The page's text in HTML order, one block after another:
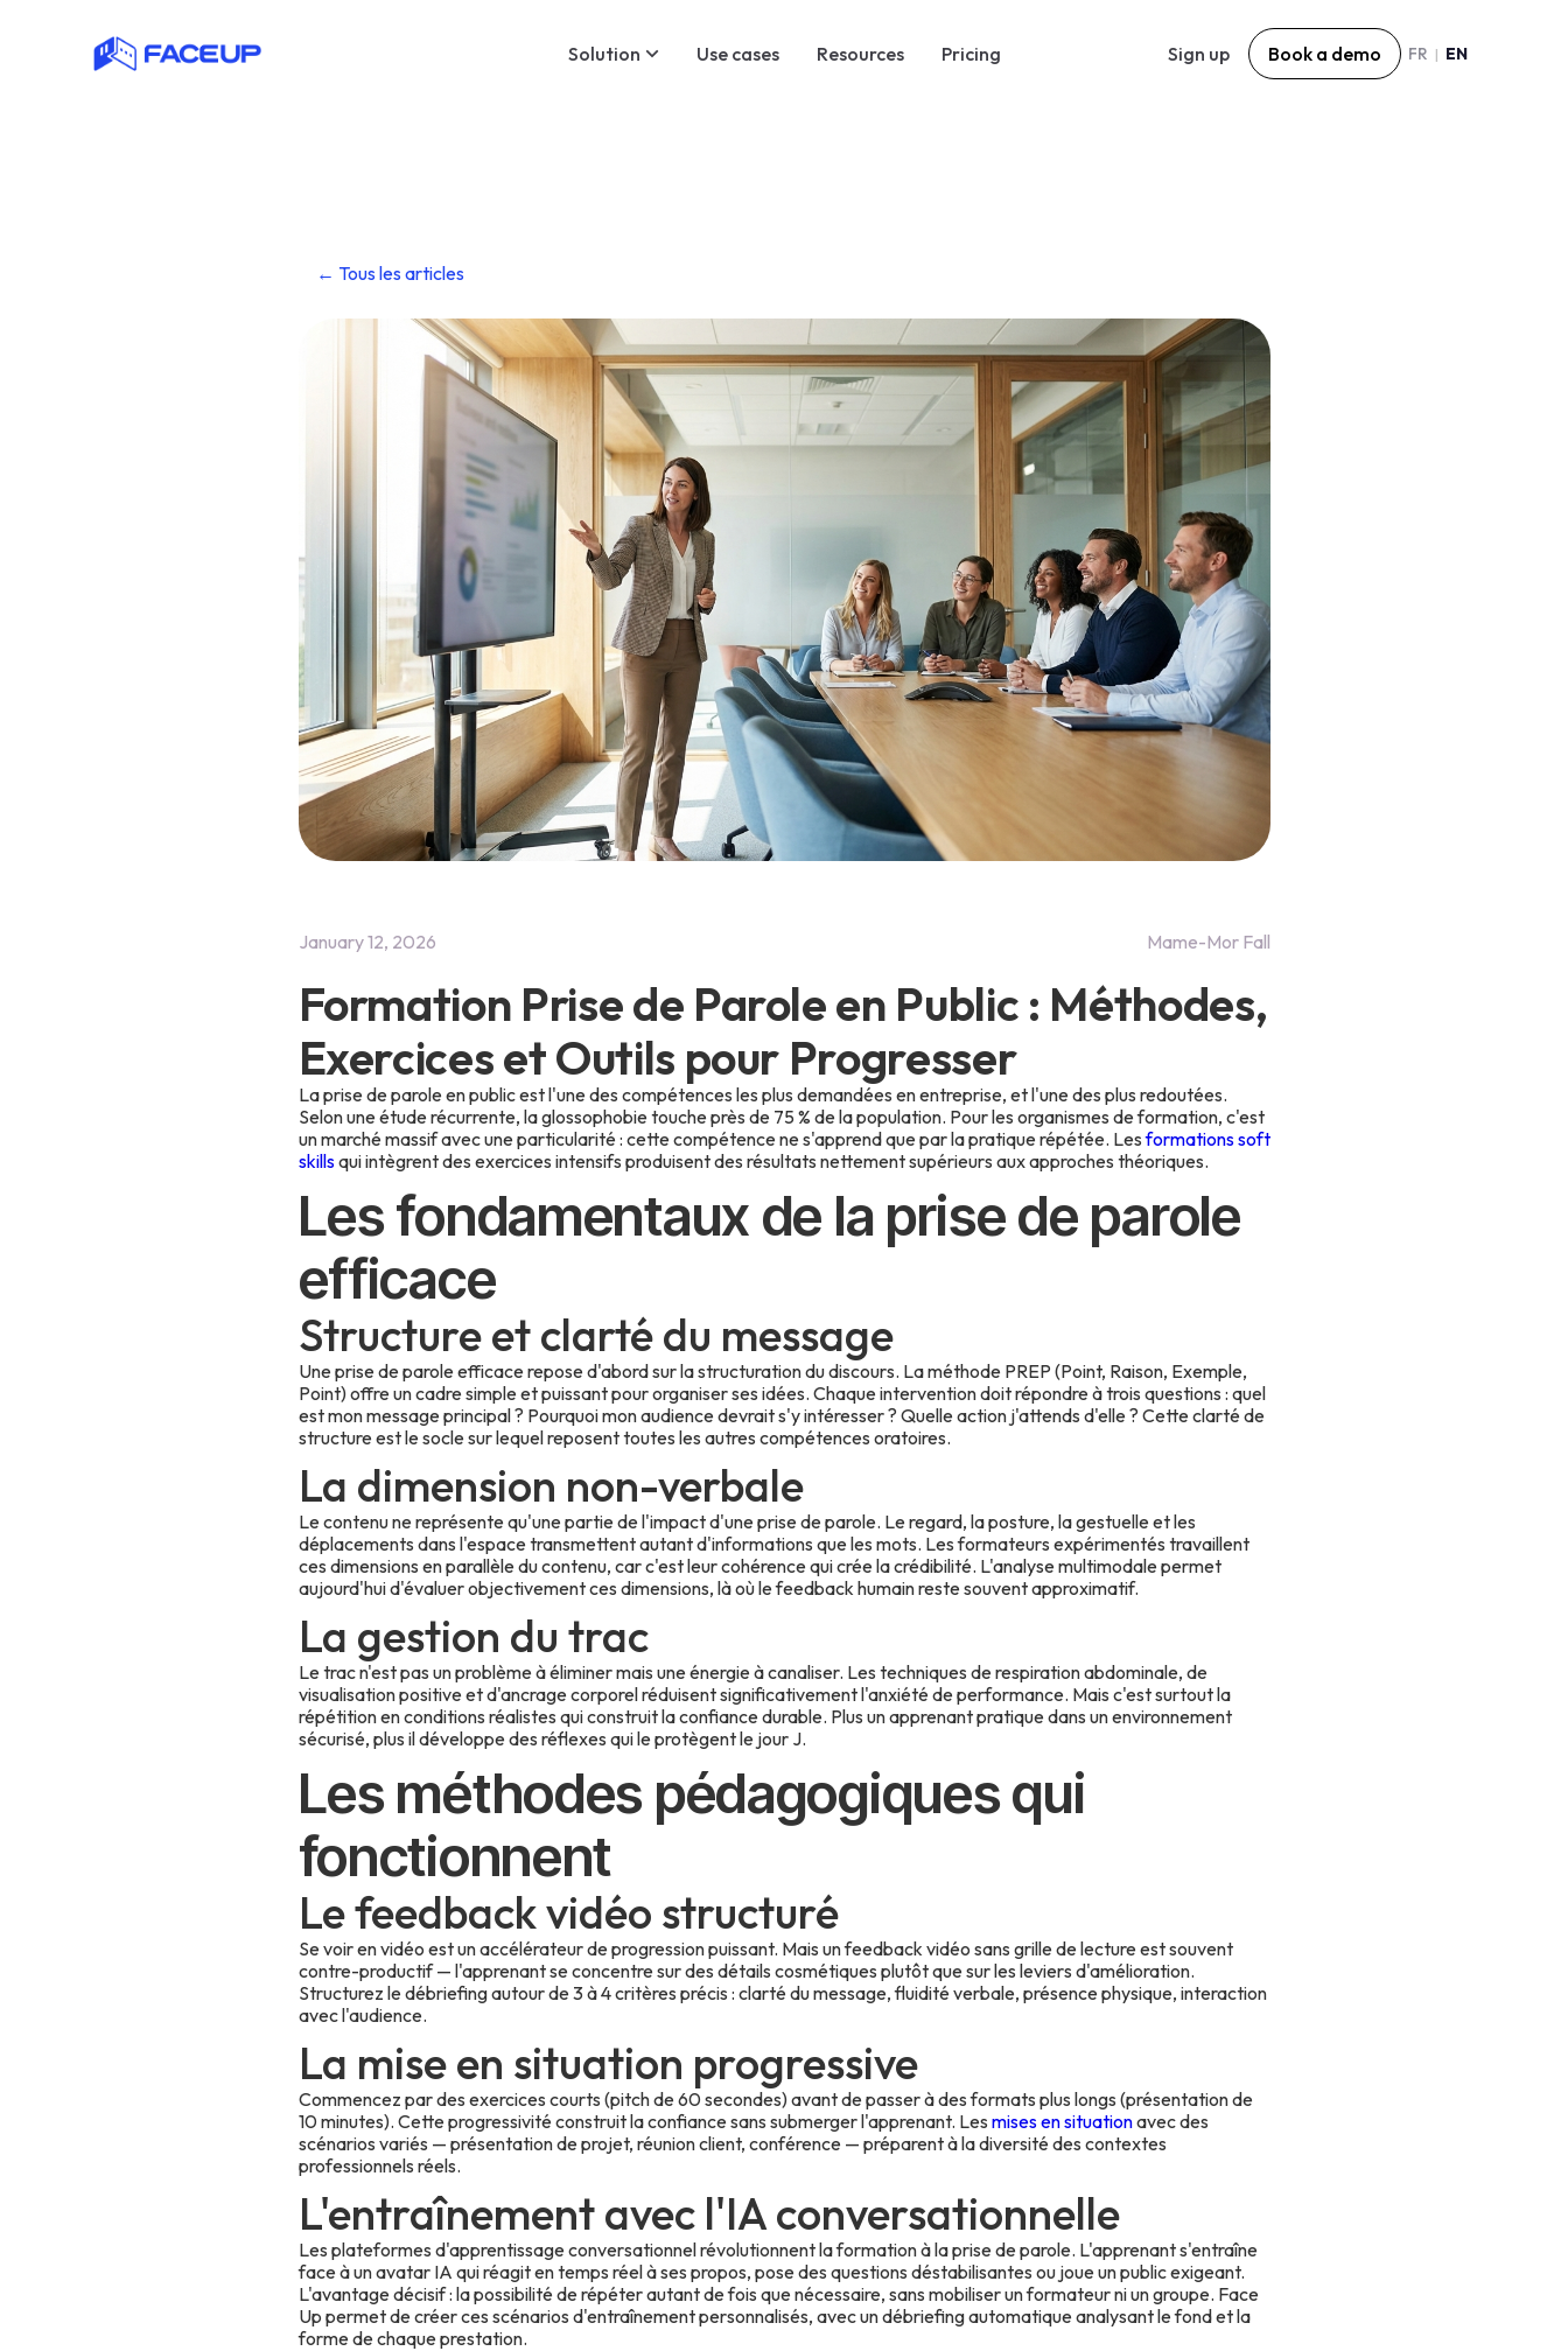
Solution Use cases Resources Pricing Sign up Book a demo FR | EN
← Tous les articles
January 12, 2026 Mame-Mor Fall
Formation Prise de Parole en Public : Méthodes,
Exercices et Outils pour Progresser
La prise de parole en public est l'une des compétences les plus demandées en entreprise, et l'une des plus redoutées.
Selon une étude récurrente, la glossophobie touche près de 75 % de la population. Pour les organismes de formation, c'est
un marché massif avec une particularité : cette compétence ne s'apprend que par la pratique répétée. Lesformations soft
skillsqui intègrent des exercices intensifs produisent des résultats nettement supérieurs aux approches théoriques.
Les fondamentaux de la prise de parole
efficace
Structure et clarté du message
Une prise de parole efficace repose d'abord sur la structuration du discours. La méthode PREP (Point, Raison, Exemple,
Point) offre un cadre simple et puissant pour organiser ses idées. Chaque intervention doit répondre à trois questions : quel
est mon message principal ? Pourquoi mon audience devrait s'y intéresser ? Quelle action j'attends d'elle ? Cette clarté de
structure est le socle sur lequel reposent toutes les autres compétences oratoires.
La dimension non-verbale
Le contenu ne représente qu'une partie de l'impact d'une prise de parole. Le regard, la posture, la gestuelle et les
déplacements dans l'espace transmettent autant d'informations que les mots. Les formateurs expérimentés travaillent
ces dimensions en parallèle du contenu, car c'est leur cohérence qui crée la crédibilité. L'analyse multimodale permet
aujourd'hui d'évaluer objectivement ces dimensions, là où le feedback humain reste souvent approximatif.
La gestion du trac
Le trac n'est pas un problème à éliminer mais une énergie à canaliser. Les techniques de respiration abdominale, de
visualisation positive et d'ancrage corporel réduisent significativement l'anxiété de performance. Mais c'est surtout la
répétition en conditions réalistes qui construit la confiance durable. Plus un apprenant pratique dans un environnement
sécurisé, plus il développe des réflexes qui le protègent le jour J.
Les méthodes pédagogiques qui
fonctionnent
Le feedback vidéo structuré
Se voir en vidéo est un accélérateur de progression puissant. Mais un feedback vidéo sans grille de lecture est souvent
contre-productif — l'apprenant se concentre sur des détails cosmétiques plutôt que sur les leviers d'amélioration.
Structurez le débriefing autour de 3 à 4 critères précis : clarté du message, fluidité verbale, présence physique, interaction
avec l'audience.
La mise en situation progressive
Commencez par des exercices courts (pitch de 60 secondes) avant de passer à des formats plus longs (présentation de
10 minutes). Cette progressivité construit la confiance sans submerger l'apprenant. Les mises en situationavec des
scénarios variés — présentation de projet, réunion client, conférence — préparent à la diversité des contextes
professionnels réels.
L'entraînement avec l'IA conversationnelle
Les plateformes d'apprentissage conversationnel révolutionnent la formation à la prise de parole. L'apprenant s'entraîne
face à un avatar IA qui réagit en temps réel à ses propos, pose des questions déstabilisantes ou joue un public exigeant.
L'avantage décisif : la possibilité de répéter autant de fois que nécessaire, sans mobiliser un formateur ni un groupe. Face
Up permet de créer ces scénarios d'entraînement personnalisés, avec un débriefing automatique analysant le fond et la
forme de chaque prestation.